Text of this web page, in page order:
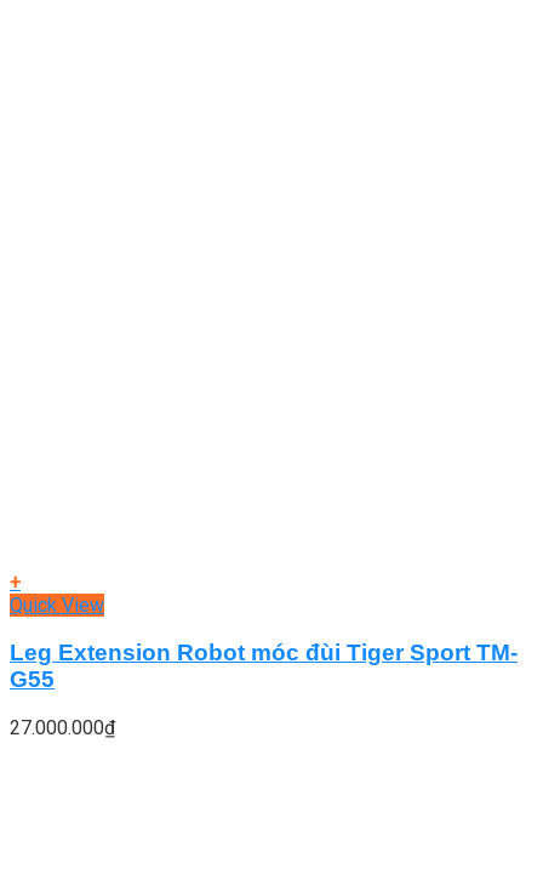
+
Quick View
Leg Extension Robot móc đùi Tiger Sport TM-
G55
27.000.000₫